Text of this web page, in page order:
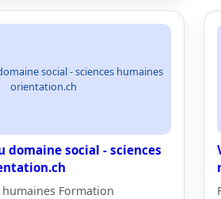
social - sciences humaines
orientation.ch
domaine social - sciences
humaines Formation